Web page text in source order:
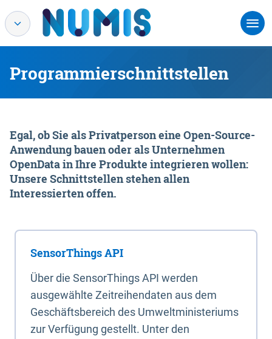
Programmierschnittstellen
Egal, ob Sie als Privatperson eine Open-Source-
Anwendung bauen oder als Unternehmen
OpenData in Ihre Produkte integrieren wollen:
Unsere Schnittstellen stehen allen
Interessierten offen.
SensorThings API
Über die SensorThings API werden
ausgewählte Zeitreihendaten aus dem
Geschäftsbereich des Umweltministeriums
zur Verfügung gestellt. Unter den